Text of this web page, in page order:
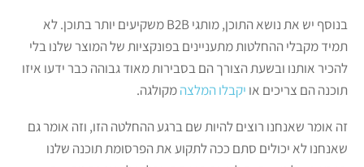
בנוסף יש את נושא התוכן, מותגי B2B משקיעים יותר בתוכן. לא
תמיד מקבלי ההחלטות מתעניינים בפונקציות של המוצר שלנו בלי
להכיר אותנו ובשעת הצורך הם בסבירות מאוד גבוהה כבר ידעו איזו
תוכנה הם צריכים או יקבלו המלצהמקולגה.
זה אומר שאנחנו רוצים להיות שם ברגע ההחלטה הזו, וזה אומר גם
שאנחנו לא יכולים סתם ככה לתקוע את הפרסומת תוכנה שלנו